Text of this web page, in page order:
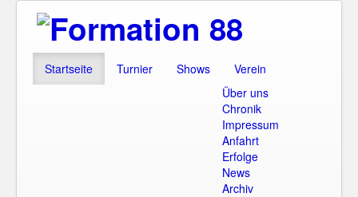
Startseite Turnier Shows
Verein
Über uns
Chronik
Impressum
Anfahrt
Erfolge
News
Archiv